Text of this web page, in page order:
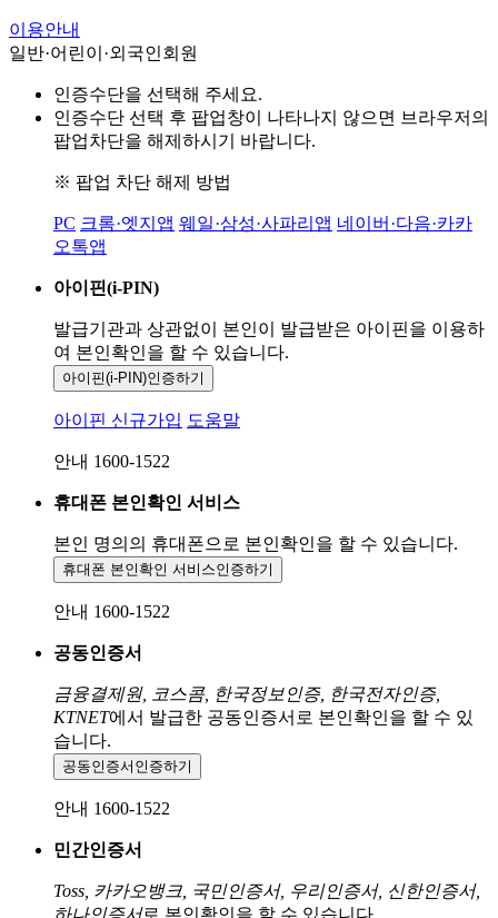
이용안내
일반·어린이·외국인회원
인증수단을 선택해 주세요.
인증수단 선택 후 팝업창이 나타나지 않으면 브라우저의
팝업차단을 해제하시기 바랍니다.
※ 팝업 차단 해제 방법
PC 크롬·엣지앱 웨일·삼성·사파리앱 네이버·다음·카카
오톡앱
아이핀(i-PIN)
발급기관과 상관없이 본인이 발급받은 아이핀을 이용하
여 본인확인을 할 수 있습니다.
아이핀(i-PIN)인증하기
아이핀 신규가입 도움말
안내 1600-1522
휴대폰 본인확인 서비스
본인 명의의 휴대폰으로 본인확인을 할 수 있습니다.
휴대폰 본인확인 서비스인증하기
안내 1600-1522
공동인증서
금융결제원, 코스콤, 한국정보인증, 한국전자인증,
KTNET에서 발급한 공동인증서로 본인확인을 할 수 있
습니다.
공동인증서 인증하기
안내 1600-1522
민간인증서
Toss, 카카오뱅크, 국민인증서, 우리인증서, 신한인증서,